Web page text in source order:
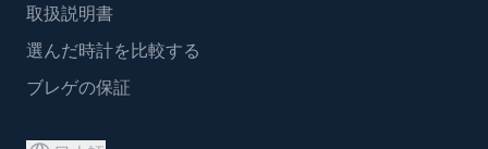
取扱説明書
選んだ時計を比較する
ブレゲの保証